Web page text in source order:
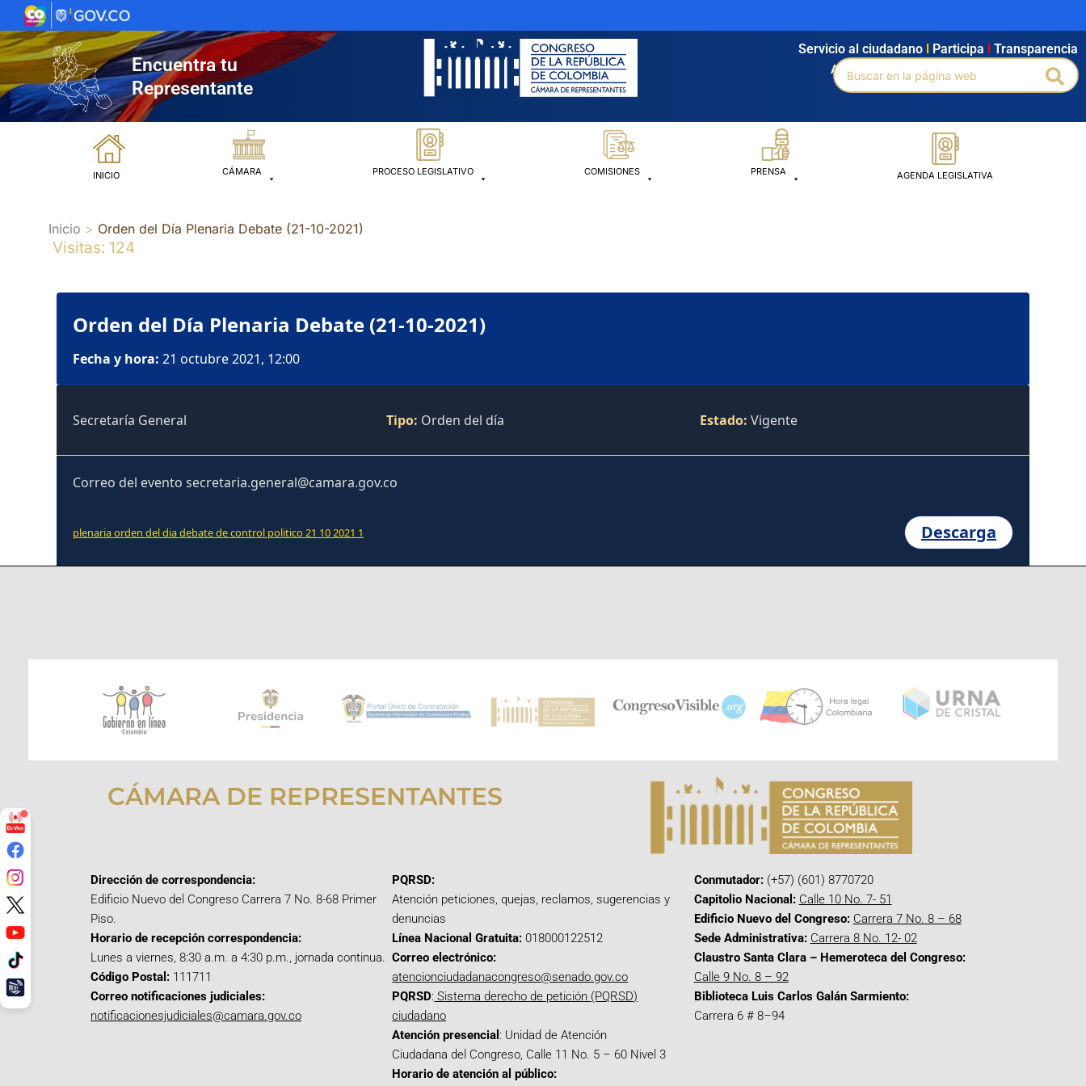
al
contenido
Encuentra tu
Representante
Agendamiento Intranet Búsqueda avanzada
Servicio al ciudadano Participa Transparencia
Buscar
por:
INICIO CÁMARA PROCESO LEGISLATIVO COMISIONES PRENSA AGENDA LEGISLATIVA
Inicio Orden del Día Plenaria Debate (21-10-2021)
Visitas: 124
Orden del Día Plenaria Debate (21-10-2021)
Fecha y hora: 21 octubre 2021, 12:00
Secretaría General Tipo: Orden del día Estado: Vigente
Correo del evento secretaria.general@camara.gov.co
plenaria orden del dia debate de control politico 21 10 2021 1 Descarga
CÁMARA DE REPRESENTANTES
Dirección de correspondencia:
Edificio Nuevo del Congreso Carrera 7 No. 8-68 Primer
Piso.
Horario de recepción correspondencia:
Lunes a viernes, 8:30 a.m. a 4:30 p.m., jornada continua.
Código Postal: 111711
Correo notificaciones judiciales:
notificacionesjudiciales@camara.gov.co
PQRSD:
Atención peticiones, quejas, reclamos, sugerencias y
denuncias
Línea Nacional Gratuita: 018000122512
Correo electrónico:
atencionciudadanacongreso@senado.gov.co
PQRSD: Sistema derecho de petición (PQRSD)
ciudadano
Atención presencial : Unidad de Atención
Ciudadana del Congreso, Calle 11 No. 5 – 60 Nivel 3
Horario de atención al público:
Conmutador:(+57) (601) 8770720
Capitolio Nacional: Calle 10 No. 7- 51
Edificio Nuevo del Congreso: Carrera 7 No. 8 – 68
Sede Administrativa: Carrera 8 No. 12- 02
Claustro Santa Clara – Hemeroteca del Congreso:
Calle 9 No. 8 – 92
Biblioteca Luis Carlos Galán Sarmiento:
Carrera 6 # 8–94